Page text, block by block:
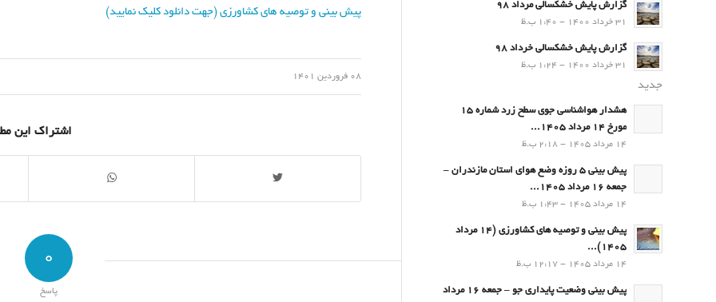
پیش بینی و توصیه های کشاورزی (جهت دانلود کلیک نمایید)
08 فروردین 1401
اشتراک این
0
پاسخ
گزارش پایش خشکسالی مرداد 98
31 خرداد 1400 - 1:40 ب.ظ
گزارش پایش خشکسالی خرداد 98
31 خرداد 1400 - 1:24 ب.ظ
جدید
هشدار هواشناسی جوی سطح زرد شماره 15
مورخ 14 مرداد 1405...
14 مرداد 1405 - 2:18 ب.ظ
پیش بینی 5 روزه وضع هوای استان مازندران –
جمعه 16 مرداد 1405...
14 مرداد 1405 - 1:43 ب.ظ
پیش بینی و توصیه های کشاورزی (14 مرداد
۱۴۰۵)...
14 مرداد 1405 - 12:17 ب.ظ
پیش بینی وضعیت پایداری جو – جمعه 16 مرداد